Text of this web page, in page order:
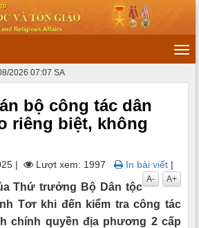
2026 07:07 SA
bộ công tác dân
riêng biệt, không
| Lượt xem: 1997 In bài viết |
A+
A-
Thứ trưởng Bộ Dân tộc
Tơr khi đến kiểm tra công tác
chính quyền địa phương 2 cấp